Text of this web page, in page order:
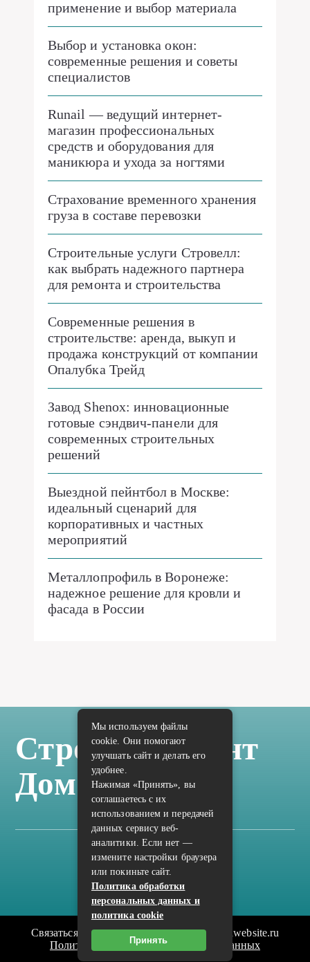
применение и выбор материала
Выбор и установка окон:
современные решения и советы
специалистов
Runail — ведущий интернет-
магазин профессиональных
средств и оборудования для
маникюра и ухода за ногтями
Страхование временного хранения
груза в составе перевозки
Строительные услуги Стровелл:
как выбрать надежного партнера
для ремонта и строительства
Современные решения в
строительстве: аренда, выкуп и
продажа конструкций от компании
Опалубка Трейд
Завод Shenox: инновационные
готовые сэндвич-панели для
современных строительных
решений
Выездной пейнтбол в Москве:
идеальный сценарий для
корпоративных и частных
мероприятий
Металлопрофиль в Воронеже:
надежное решение для кровли и
фасада в России
Стройка Ремонт
Дом Отделка
Карта сайта
Политика конфиденциальности
Связаться с редакцией сайта: vilic.ru@mailwebsite.ru
Политика обработки персональных данных
Мы используем файлы
cookie. Они помогают
улучшать сайт и делать его
удобнее.
Нажимая «Принять», вы
соглашаетесь с их
использованием и передачей
данных сервису веб-
аналитики. Если нет —
измените настройки браузера
или покиньте сайт.
Политика обработки
персональных данных и
политика cookie
Принять